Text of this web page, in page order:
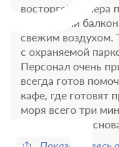
восторге! Номера
огромными
свежим воздухом.
с охраняемой
Персонал очень
всегда готов
кафе, где готовят
моря всего три
вернусь сюда